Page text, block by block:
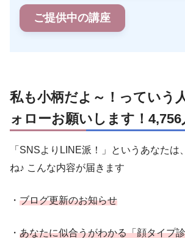
ご提供中の講座
私も小柄だよ～！っていう
ォローお願いします！4,756
「SNSよりLINE派！」というあなたは
ね♪ こんな内容が届きます
・ ブログ更新のお知らせ
・ あなたに似合うがわかる「顔タイプ